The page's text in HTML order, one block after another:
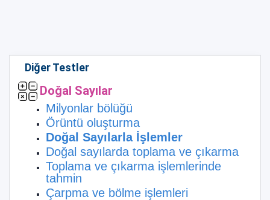
Diğer Testler
Doğal Sayılar
Milyonlar bölüğü
Örüntü oluşturma
Doğal Sayılarla İşlemler
Doğal sayılarda toplama ve çıkarma
Toplama ve çıkarma işlemlerinde
tahmin
Çarpma ve bölme işlemleri